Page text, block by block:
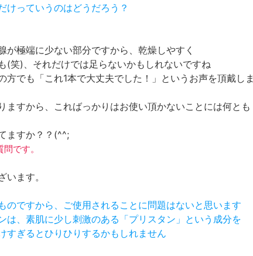
けっていうのはどうだろう？
が極端に少ない部分ですから、乾燥しやすく
(笑)、それだけでは足らないかもしれないですね
方でも「これ1本で大丈夫でした！」というお声を頂戴しま
ますから、こればっかりはお使い頂かないことには何とも
ますか？？(^^;
です。
ます。
のですから、ご使用されることに問題はないと思います
は、素肌に少し刺激のある「プリスタン」という成分を
すぎるとひりひりするかもしれません